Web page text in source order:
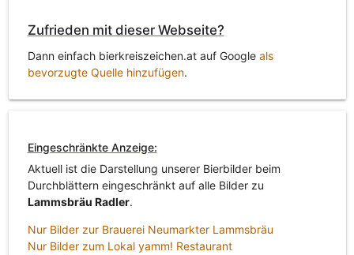
Zufrieden mit dieser Webseite?
Dann einfach bierkreiszeichen.at auf Google als
bevorzugte Quelle hinzufügen.
Eingeschränkte Anzeige:
Aktuell ist die Darstellung unserer Bierbilder beim
Durchblättern eingeschränkt auf alle Bilder zu
Lammsbräu Radler.
Nur Bilder zur Brauerei Neumarkter Lammsbräu
Nur Bilder zum Lokal yamm! Restaurant